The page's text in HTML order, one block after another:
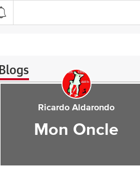
Blogs
Ricardo Aldarondo
Mon Oncle